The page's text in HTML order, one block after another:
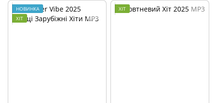
НОВИНКА
ХІТ
ХІТ